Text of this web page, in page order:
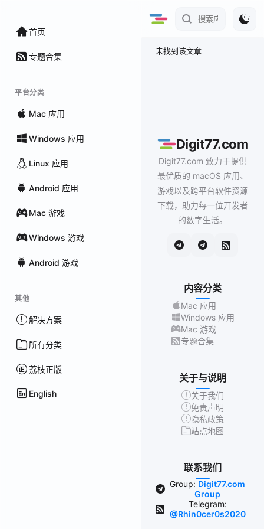
首页
专题合集
平台分类
Mac 应用
Windows 应用
Linux 应用
Android 应用
Mac 游戏
Windows 游戏
Android 游戏
其他
解决方案
所有分类
荔枝正版
English
未找到该文章
Digit77.com
Digit77.com 致力于提供
最优质的 macOS 应用、
游戏以及跨平台软件资源
下载，助力每一位开发者
的数字生活。
内容分类
Mac 应用
Windows 应用
Mac 游戏
专题合集
关于与说明
关于我们
免责声明
隐私政策
站点地图
联系我们
Group: Digit77.com
Group
Telegram:
@Rhin0cer0s2020